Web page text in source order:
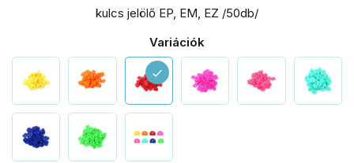
kulcs jelölő EP, EM, EZ /50db/
Variációk
check